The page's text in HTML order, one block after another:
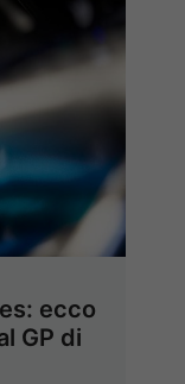
ecco
GP di